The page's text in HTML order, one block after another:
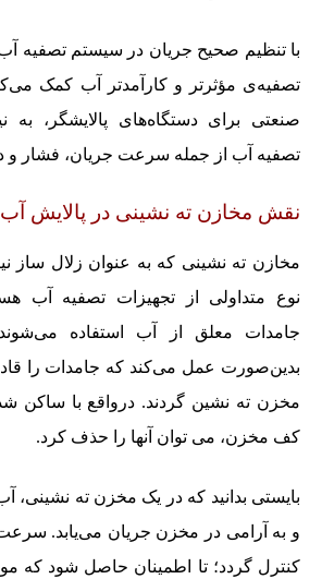
با تنظیم صحیح جریان در سیستم تصفیه
تصفیه‌ی مؤثرتر و کارآمدتر آب کمک
صنعتی برای دستگاه‌های پالایشگر، به
تصفیه آب از جمله سرعت جریان، فشار و
نقش مخازن ته نشینی در پالایش آب
مخازن ته نشینی که به عنوان زلال ساز
نوع متداولی از تجهیزات تصفیه آب
جامدات معلق از آب استفاده
بدین‌صورت عمل می‌کند که جامدات را
مخزن ته نشین گردند. درواقع با ساکن
کف مخزن، می توان آنها را حذف کرد.
بایستی بدانید که در یک مخزن ته نشینی،
و به آرامی در مخزن جریان می‌یابد.
کنترل گردد؛ تا اطمینان حاصل شود که